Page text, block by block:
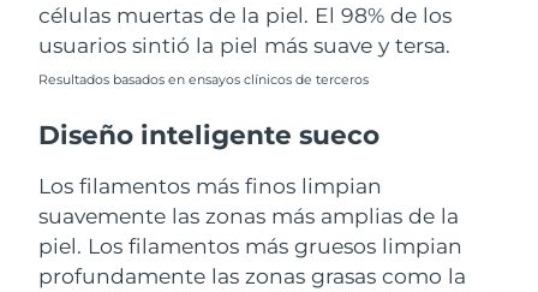
células muertas de la piel. El 98% de los
usuarios sintió la piel más suave y tersa.
Resultados basados en ensayos clínicos de terceros
Diseño inteligente sueco
Los filamentos más finos limpian
suavemente las zonas más amplias de la
piel. Los filamentos más gruesos limpian
profundamente las zonas grasas como la